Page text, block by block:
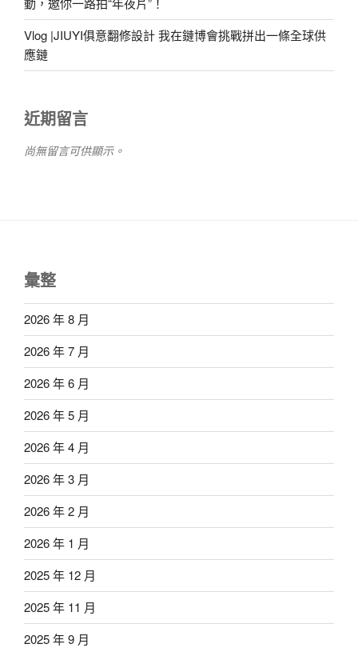
Vlog |JIUYI俱意翻修設計 我在鏈博會挑戰拼出一條全球供
應鏈
近期留言
尚無留言可供顯示。
彙整
2026 年 8 月
2026 年 7 月
2026 年 6 月
2026 年 5 月
2026 年 4 月
2026 年 3 月
2026 年 2 月
2026 年 1 月
2025 年 12 月
2025 年 11 月
2025 年 9 月